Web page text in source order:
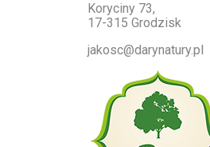
Koryciny 73,
17-315 Grodzisk
jakosc@darynatury.pl